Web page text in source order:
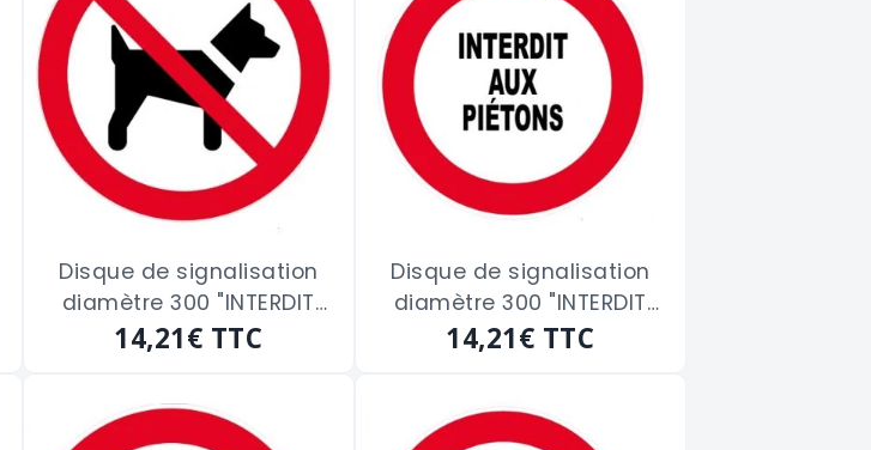
Disque de signalisation
diamètre 300 "INTERDIT
AUX CHIENS"
14,21€ TTC
Disque de signalisation
diamètre 300 "INTERDIT
AUX PIETONS"
14,21€ TTC